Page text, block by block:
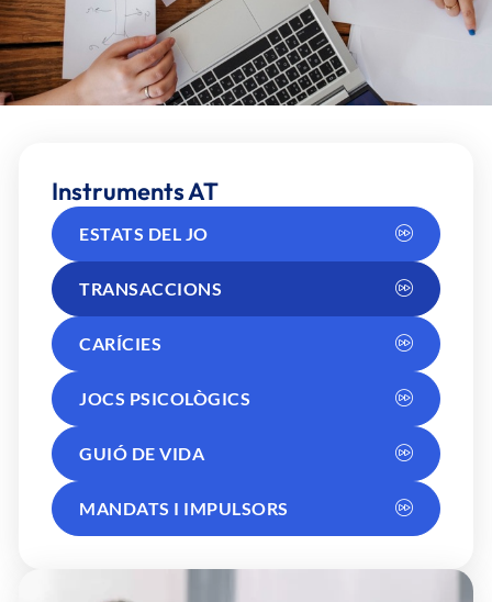
Instruments AT
ESTATS DEL JO
TRANSACCIONS
CARÍCIES
JOCS PSICOLÒGICS
GUIÓ DE VIDA
MANDATS I IMPULSORS